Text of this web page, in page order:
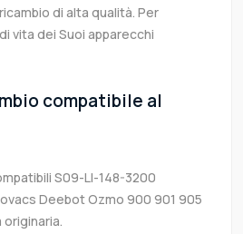
di alta qualità. Per
vita dei Suoi apparecchi
compatibile al
S09-LI-148-3200
Deebot Ozmo 900 901 905